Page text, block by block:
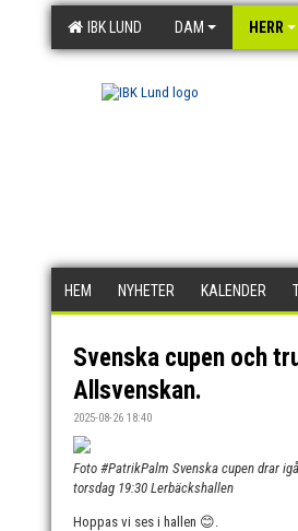
IBK LUND DAM HERR
HEM NYHETER KALENDER
Svenska cupen och
Allsvenskan.
2025-08-26 18:40
Foto #PatrikPalm Svenska cupen drar
torsdag 19:30 Lerbäckshallen
Hoppas vi ses i hallen 😊.